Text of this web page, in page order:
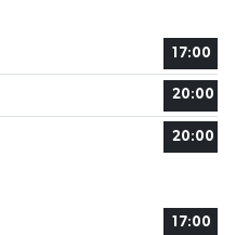
17:00
20:00
20:00
17:00